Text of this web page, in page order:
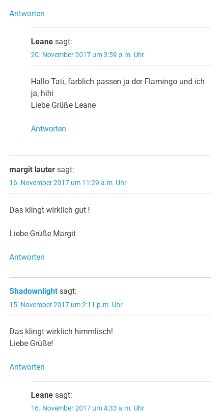
Antworten
Leane sagt:
20. November 2017 um 3:59 p.m. Uhr
Hallo Tati, farblich passen ja der Flamingo und ich
ja, hihi
Liebe Grüße Leane
Antworten
margit lauter sagt:
16. November 2017 um 11:29 a.m. Uhr
Das klingt wirklich gut !
Liebe Grüße Margit
Antworten
Shadownlight sagt:
15. November 2017 um 2:11 p.m. Uhr
Das klingt wirklich himmlisch!
Liebe Grüße!
Antworten
Leane sagt:
16. November 2017 um 4:33 a.m. Uhr